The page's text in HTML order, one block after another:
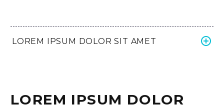
LOREM IPSUM DOLOR SIT AMET
LOREM IPSUM DOLOR